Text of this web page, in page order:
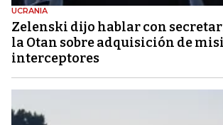
UCRANIA
Zelenski dijo hablar con
la Otan sobre adquisición de
interceptores